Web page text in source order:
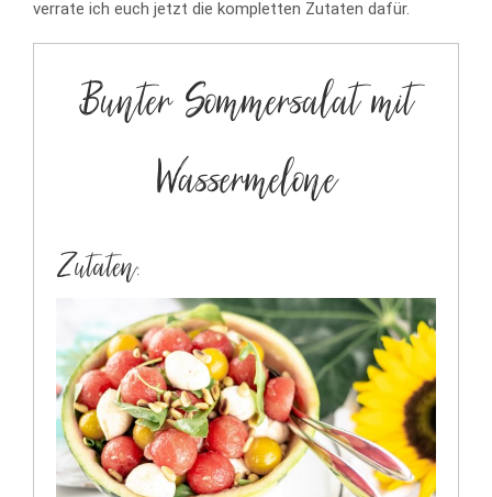
verrate ich euch jetzt die kompletten Zutaten dafür.
Bunter Sommersalat mit
Wassermelone
Zutaten: